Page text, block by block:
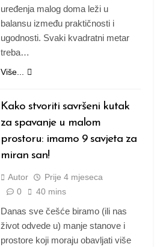
uređenja malog doma leži u
balansu između praktičnosti i
ugodnosti. Svaki kvadratni metar
treba…
Više...
Kako stvoriti savršeni kutak
za spavanje u malom
prostoru: imamo 9 savjeta za
miran san!
Autor Prije 4 mjeseca
0
40 mins
Danas sve češće biramo (ili nas
život odvede u) manje stanove i
prostore koji moraju obavljati više